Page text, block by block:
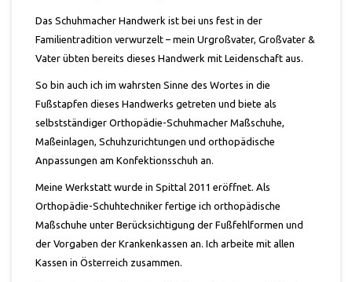
Das Schuhmacher Handwerk ist bei uns fest in der
Familientradition verwurzelt – mein Urgroßvater, Großvater &
Vater übten bereits dieses Handwerk mit Leidenschaft aus.
So bin auch ich im wahrsten Sinne des Wortes in die
Fußstapfen dieses Handwerks getreten und biete als
selbstständiger Orthopädie-Schuhmacher Maßschuhe,
Maßeinlagen, Schuhzurichtungen und orthopädische
Anpassungen am Konfektionsschuh an.
Meine Werkstatt wurde in Spittal 2011 eröffnet. Als
Orthopädie-Schuhtechniker fertige ich orthopädische
Maßschuhe unter Berücksichtigung der Fußfehlformen und
der Vorgaben der Krankenkassen an. Ich arbeite mit allen
Kassen in Österreich zusammen.